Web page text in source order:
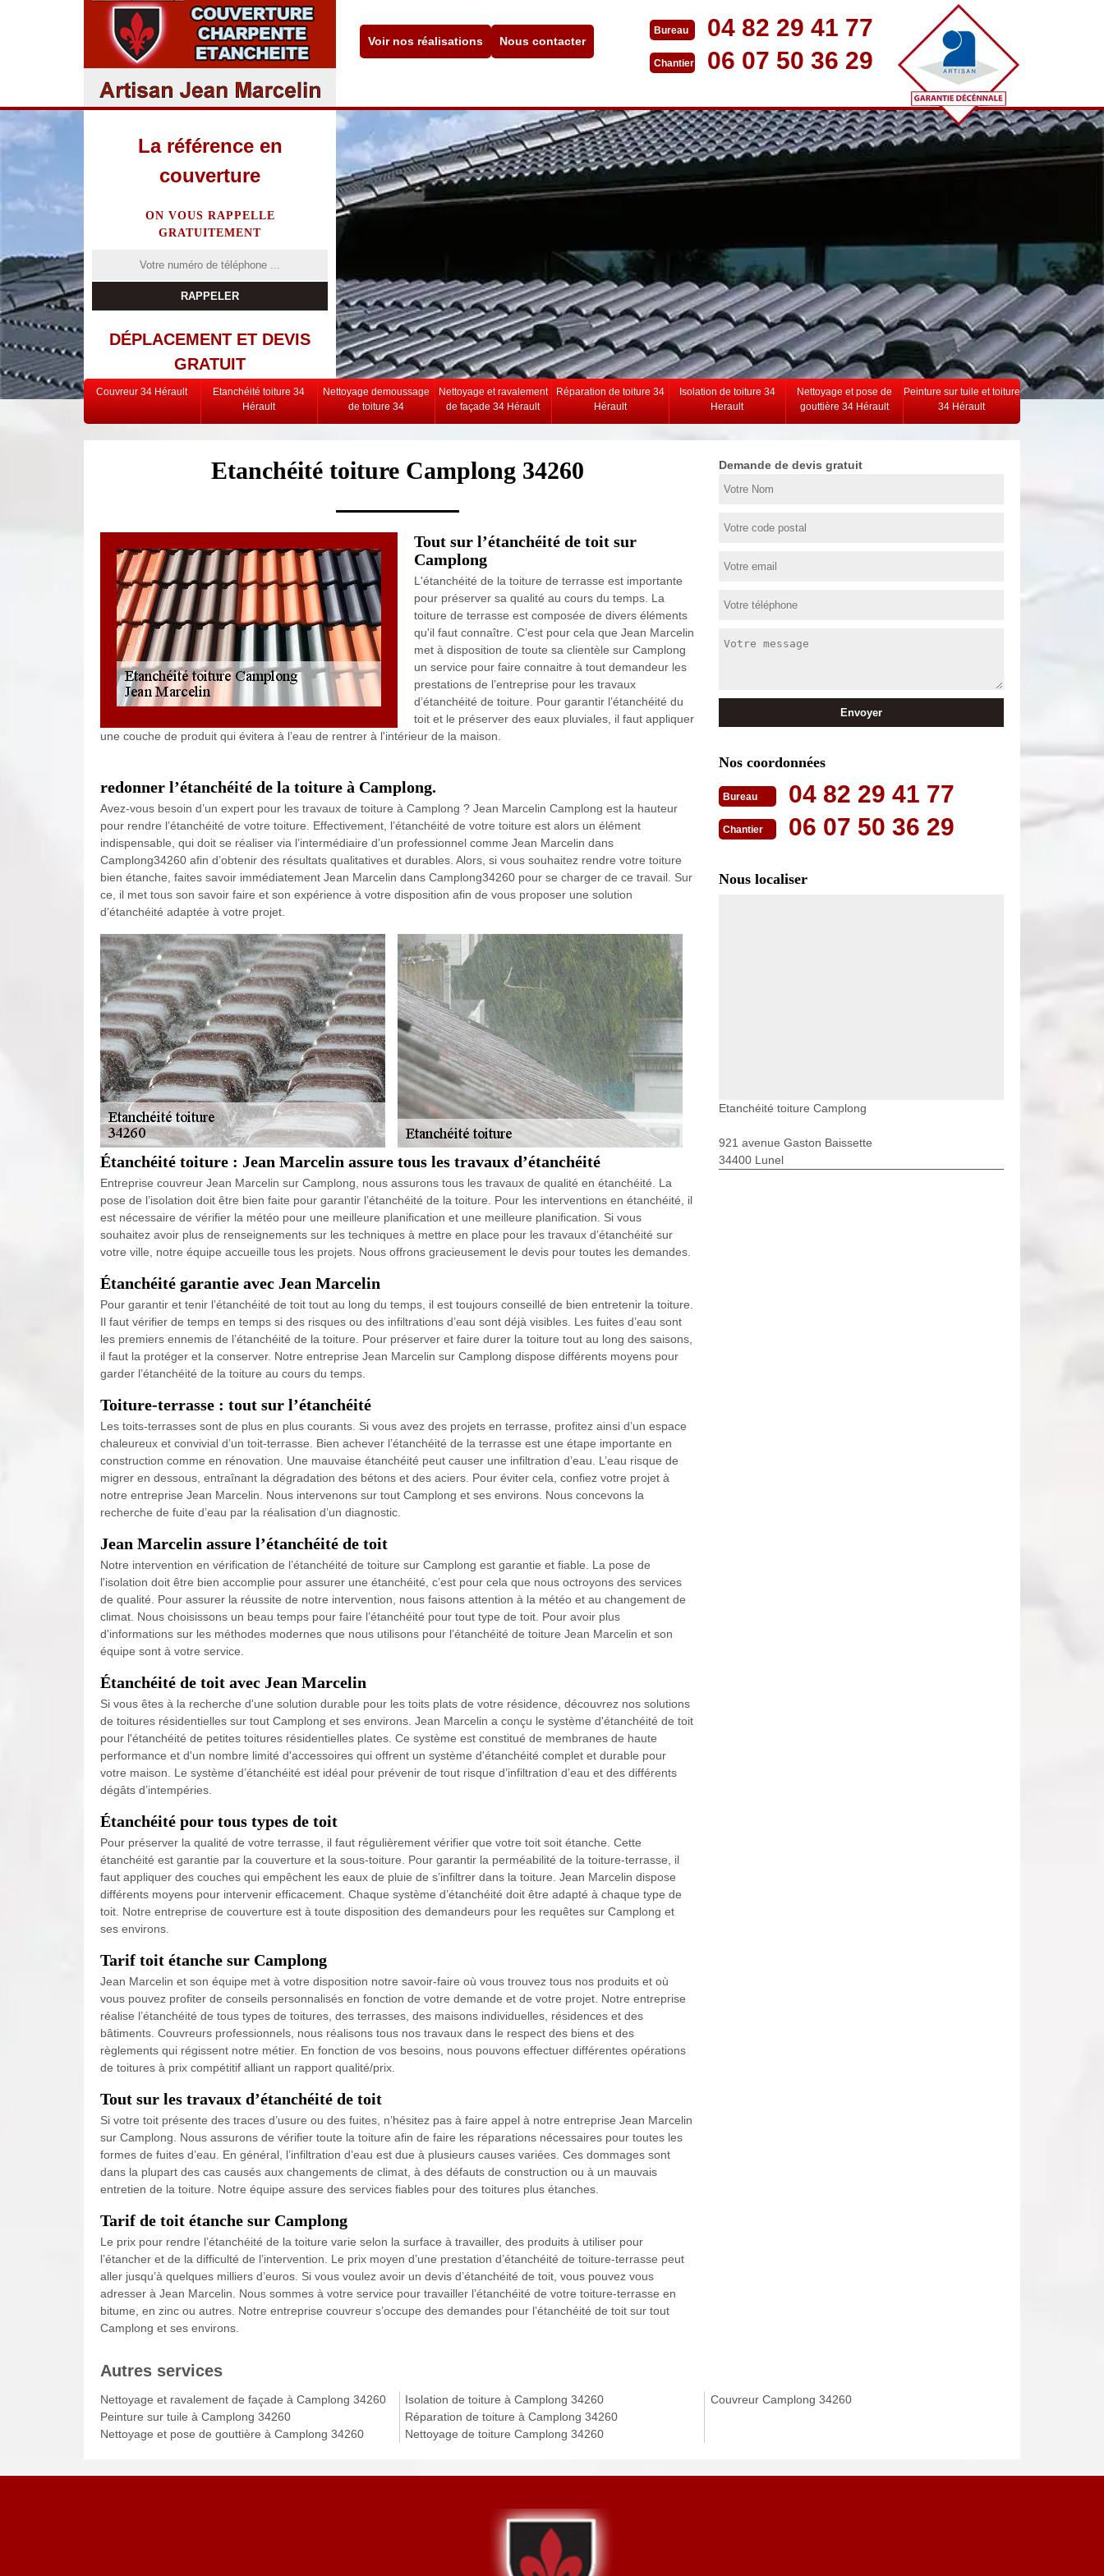
Voir nos réalisations Nous contacter
Bureau 04 82 29 41 77
Chantier 06 07 50 36 29
La référence en
couverture
ON VOUS RAPPELLE
GRATUITEMENT
DÉPLACEMENT ET DEVIS
GRATUIT
Couvreur 34 Hérault
Etanchéité toiture 34
Hérault
Nettoyage demoussage
de toiture 34
Nettoyage et ravalement
de façade 34 Hérault
Réparation de toiture 34
Hérault
Isolation de toiture 34
Herault
Nettoyage et pose de
gouttière 34 Hérault
Peinture sur tuile et toiture
34 Hérault
Etanchéité toiture Camplong 34260
Tout sur l’étanchéité de toit sur
Camplong
L'étanchéité de la toiture de terrasse est importante
pour préserver sa qualité au cours du temps. La
toiture de terrasse est composée de divers éléments
qu'il faut connaître. C’est pour cela que Jean Marcelin
met à disposition de toute sa clientèle sur Camplong
un service pour faire connaitre à tout demandeur les
prestations de l’entreprise pour les travaux
d’étanchéité de toiture. Pour garantir l’étanchéité du
toit et le préserver des eaux pluviales, il faut appliquer
une couche de produit qui évitera à l’eau de rentrer à l'intérieur de la maison.
redonner l’étanchéité de la toiture à Camplong.
Avez-vous besoin d’un expert pour les travaux de toiture à Camplong ? Jean Marcelin Camplong est la hauteur
pour rendre l’étanchéité de votre toiture. Effectivement, l’étanchéité de votre toiture est alors un élément
indispensable, qui doit se réaliser via l’intermédiaire d’un professionnel comme Jean Marcelin dans
Camplong34260 afin d’obtenir des résultats qualitatives et durables. Alors, si vous souhaitez rendre votre toiture
bien étanche, faites savoir immédiatement Jean Marcelin dans Camplong34260 pour se charger de ce travail. Sur
ce, il met tous son savoir faire et son expérience à votre disposition afin de vous proposer une solution
d’étanchéité adaptée à votre projet.
Étanchéité toiture : Jean Marcelin assure tous les travaux d’étanchéité
Entreprise couvreur Jean Marcelin sur Camplong, nous assurons tous les travaux de qualité en étanchéité. La
pose de l’isolation doit être bien faite pour garantir l’étanchéité de la toiture. Pour les interventions en étanchéité, il
est nécessaire de vérifier la météo pour une meilleure planification et une meilleure planification. Si vous
souhaitez avoir plus de renseignements sur les techniques à mettre en place pour les travaux d’étanchéité sur
votre ville, notre équipe accueille tous les projets. Nous offrons gracieusement le devis pour toutes les demandes.
Étanchéité garantie avec Jean Marcelin
Pour garantir et tenir l’étanchéité de toit tout au long du temps, il est toujours conseillé de bien entretenir la toiture.
Il faut vérifier de temps en temps si des risques ou des infiltrations d’eau sont déjà visibles. Les fuites d’eau sont
les premiers ennemis de l’étanchéité de la toiture. Pour préserver et faire durer la toiture tout au long des saisons,
il faut la protéger et la conserver. Notre entreprise Jean Marcelin sur Camplong dispose différents moyens pour
garder l’étanchéité de la toiture au cours du temps.
Toiture-terrasse : tout sur l’étanchéité
Les toits-terrasses sont de plus en plus courants. Si vous avez des projets en terrasse, profitez ainsi d’un espace
chaleureux et convivial d’un toit-terrasse. Bien achever l’étanchéité de la terrasse est une étape importante en
construction comme en rénovation. Une mauvaise étanchéité peut causer une infiltration d’eau. L’eau risque de
migrer en dessous, entraînant la dégradation des bétons et des aciers. Pour éviter cela, confiez votre projet à
notre entreprise Jean Marcelin. Nous intervenons sur tout Camplong et ses environs. Nous concevons la
recherche de fuite d’eau par la réalisation d’un diagnostic.
Jean Marcelin assure l’étanchéité de toit
Notre intervention en vérification de l’étanchéité de toiture sur Camplong est garantie et fiable. La pose de
l'isolation doit être bien accomplie pour assurer une étanchéité, c’est pour cela que nous octroyons des services
de qualité. Pour assurer la réussite de notre intervention, nous faisons attention à la météo et au changement de
climat. Nous choisissons un beau temps pour faire l’étanchéité pour tout type de toit. Pour avoir plus
d'informations sur les méthodes modernes que nous utilisons pour l’étanchéité de toiture Jean Marcelin et son
équipe sont à votre service.
Étanchéité de toit avec Jean Marcelin
Si vous êtes à la recherche d'une solution durable pour les toits plats de votre résidence, découvrez nos solutions
de toitures résidentielles sur tout Camplong et ses environs. Jean Marcelin a conçu le système d'étanchéité de toit
pour l'étanchéité de petites toitures résidentielles plates. Ce système est constitué de membranes de haute
performance et d'un nombre limité d'accessoires qui offrent un système d'étanchéité complet et durable pour
votre maison. Le système d’étanchéité est idéal pour prévenir de tout risque d’infiltration d’eau et des différents
dégâts d’intempéries.
Étanchéité pour tous types de toit
Pour préserver la qualité de votre terrasse, il faut régulièrement vérifier que votre toit soit étanche. Cette
étanchéité est garantie par la couverture et la sous-toiture. Pour garantir la perméabilité de la toiture-terrasse, il
faut appliquer des couches qui empêchent les eaux de pluie de s’infiltrer dans la toiture. Jean Marcelin dispose
différents moyens pour intervenir efficacement. Chaque système d’étanchéité doit être adapté à chaque type de
toit. Notre entreprise de couverture est à toute disposition des demandeurs pour les requêtes sur Camplong et
ses environs.
Tarif toit étanche sur Camplong
Jean Marcelin et son équipe met à votre disposition notre savoir-faire où vous trouvez tous nos produits et où
vous pouvez profiter de conseils personnalisés en fonction de votre demande et de votre projet. Notre entreprise
réalise l’étanchéité de tous types de toitures, des terrasses, des maisons individuelles, résidences et des
bâtiments. Couvreurs professionnels, nous réalisons tous nos travaux dans le respect des biens et des
règlements qui régissent notre métier. En fonction de vos besoins, nous pouvons effectuer différentes opérations
de toitures à prix compétitif alliant un rapport qualité/prix.
Tout sur les travaux d’étanchéité de toit
Si votre toit présente des traces d’usure ou des fuites, n’hésitez pas à faire appel à notre entreprise Jean Marcelin
sur Camplong. Nous assurons de vérifier toute la toiture afin de faire les réparations nécessaires pour toutes les
formes de fuites d’eau. En général, l’infiltration d’eau est due à plusieurs causes variées. Ces dommages sont
dans la plupart des cas causés aux changements de climat, à des défauts de construction ou à un mauvais
entretien de la toiture. Notre équipe assure des services fiables pour des toitures plus étanches.
Tarif de toit étanche sur Camplong
Le prix pour rendre l’étanchéité de la toiture varie selon la surface à travailler, des produits à utiliser pour
l’étancher et de la difficulté de l’intervention. Le prix moyen d’une prestation d’étanchéité de toiture-terrasse peut
aller jusqu’à quelques milliers d’euros. Si vous voulez avoir un devis d’étanchéité de toit, vous pouvez vous
adresser à Jean Marcelin. Nous sommes à votre service pour travailler l’étanchéité de votre toiture-terrasse en
bitume, en zinc ou autres. Notre entreprise couvreur s’occupe des demandes pour l’étanchéité de toit sur tout
Camplong et ses environs.
Demande de devis gratuit
Nos coordonnées
Bureau 04 82 29 41 77
Chantier 06 07 50 36 29
Nous localiser
Etanchéité toiture Camplong
921 avenue Gaston Baissette
34400 Lunel
Autres services
Nettoyage et ravalement de façade à Camplong 34260
Peinture sur tuile à Camplong 34260
Nettoyage et pose de gouttière à Camplong 34260
Isolation de toiture à Camplong 34260
Réparation de toiture à Camplong 34260
Nettoyage de toiture Camplong 34260
Couvreur Camplong 34260